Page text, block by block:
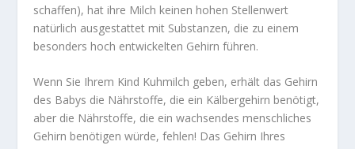
schaffen), hat ihre Milch keinen hohen Stellenwert
natürlich ausgestattet mit Substanzen, die zu einem
besonders hoch entwickelten Gehirn führen.
Wenn Sie Ihrem Kind Kuhmilch geben, erhält das Gehirn
des Babys die Nährstoffe, die ein Kälbergehirn benötigt,
aber die Nährstoffe, die ein wachsendes menschliches
Gehirn benötigen würde, fehlen! Das Gehirn Ihres